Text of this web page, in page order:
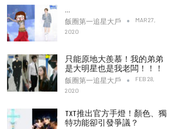
飯圈第一追星大戶
MAR 27,
2020
只能原地大羨慕！我的弟弟
是大明星也是我老闆！！！
飯圈第一追星大戶
FEB 28,
2020
TXT推出官方手燈！顏色、獨
特功能卻引發爭議？